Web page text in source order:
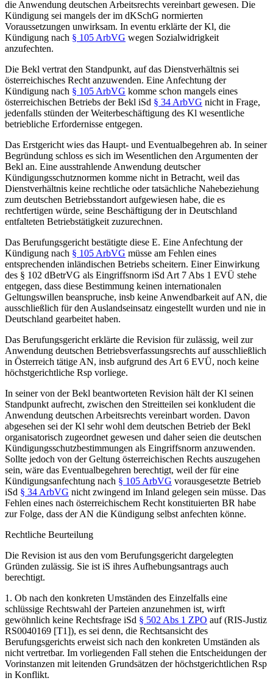
die Anwendung deutschen Arbeitsrechts vereinbart gewesen. Die
Kündigung sei mangels der im dKSchG normierten
Voraussetzungen unwirksam. In eventu erklärte der Kl, die
Kündigung nach § 105 ArbVG wegen Sozialwidrigkeit
anzufechten.
Die Bekl vertrat den Standpunkt, auf das Dienstverhältnis sei
österreichisches Recht anzuwenden. Eine Anfechtung der
Kündigung nach § 105 ArbVG komme schon mangels eines
österreichischen Betriebs der Bekl iSd § 34 ArbVG nicht in Frage,
jedenfalls stünden der Weiterbeschäftigung des Kl wesentliche
betriebliche Erfordernisse entgegen.
Das Erstgericht wies das Haupt- und Eventualbegehren ab. In seiner
Begründung schloss es sich im Wesentlichen den Argumenten der
Bekl an. Eine ausstrahlende Anwendung deutscher
Kündigungsschutznormen komme nicht in Betracht, weil das
Dienstverhältnis keine rechtliche oder tatsächliche Nahebeziehung
zum deutschen Betriebsstandort aufgewiesen habe, die es
rechtfertigen würde, seine Beschäftigung der in Deutschland
entfalteten Betriebstätigkeit zuzurechnen.
Das Berufungsgericht bestätigte diese E. Eine Anfechtung der
Kündigung nach § 105 ArbVG müsse am Fehlen eines
entsprechenden inländischen Betriebs scheitern. Einer Einwirkung
des § 102 dBetrVG als Eingriffsnorm iSd Art 7 Abs 1 EVÜ stehe
entgegen, dass diese Bestimmung keinen internationalen
Geltungswillen beanspruche, insb keine Anwendbarkeit auf AN, die
ausschließlich für den Auslandseinsatz eingestellt wurden und nie in
Deutschland gearbeitet haben.
Das Berufungsgericht erklärte die Revision für zulässig, weil zur
Anwendung deutschen Betriebsverfassungsrechts auf ausschließlich
in Österreich tätige AN, insb aufgrund des Art 6 EVÜ, noch keine
höchstgerichtliche Rsp vorliege.
In seiner von der Bekl beantworteten Revision hält der Kl seinen
Standpunkt aufrecht, zwischen den Streitteilen sei konkludent die
Anwendung deutschen Arbeitsrechts vereinbart worden. Davon
abgesehen sei der Kl sehr wohl dem deutschen Betrieb der Bekl
organisatorisch zugeordnet gewesen und daher seien die deutschen
Kündigungsschutzbestimmungen als Eingriffsnorm anzuwenden.
Sollte jedoch von der Geltung österreichischen Rechts auszugehen
sein, wäre das Eventualbegehren berechtigt, weil der für eine
Kündigungsanfechtung nach § 105 ArbVG vorausgesetzte Betrieb
iSd § 34 ArbVG nicht zwingend im Inland gelegen sein müsse. Das
Fehlen eines nach österreichischem Recht konstituierten BR habe
zur Folge, dass der AN die Kündigung selbst anfechten könne.
Rechtliche Beurteilung
Die Revision ist aus den vom Berufungsgericht dargelegten
Gründen zulässig. Sie ist iS ihres Aufhebungsantrags auch
berechtigt.
1. Ob nach den konkreten Umständen des Einzelfalls eine
schlüssige Rechtswahl der Parteien anzunehmen ist, wirft
gewöhnlich keine Rechtsfrage iSd § 502 Abs 1 ZPO auf (RIS-Justiz
RS0040169 [T1]), es sei denn, die Rechtsansicht des
Berufungsgerichts erweist sich nach den konkreten Umständen als
nicht vertretbar. Im vorliegenden Fall stehen die Entscheidungen der
Vorinstanzen mit leitenden Grundsätzen der höchstgerichtlichen Rsp
in Konflikt.